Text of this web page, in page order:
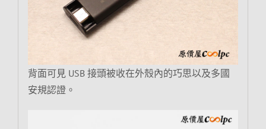
背面可見 USB 接頭被收在外殼內的巧思以及多國
安規認證。